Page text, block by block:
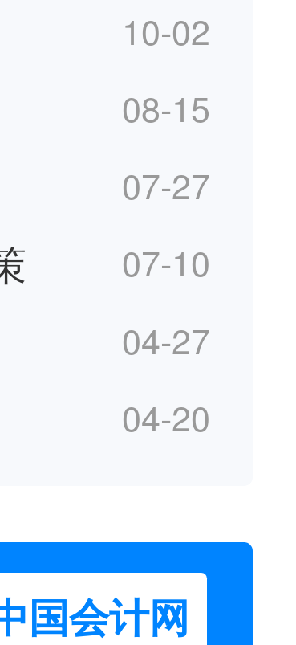
10-02
08-15
07-27
07-10
04-27
04-20
国会计网